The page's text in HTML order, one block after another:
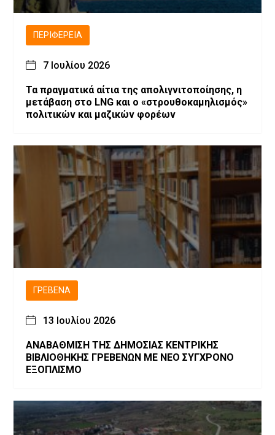
ΠΕΡΙΦΈΡΕΙΑ
7 Ιουλίου 2026
Τα πραγματικά αίτια της απολιγνιτοποίησης, η
μετάβαση στο LNG και ο «στρουθοκαμηλισμός»
πολιτικών και μαζικών φορέων
ΓΡΕΒΕΝΆ
13 Ιουλίου 2026
ΑΝΑΒΑΘΜΙΣΗ ΤΗΣ ΔΗΜΟΣΙΑΣ ΚΕΝΤΡΙΚΗΣ
ΒΙΒΛΙΟΘΗΚΗΣ ΓΡΕΒΕΝΩΝ ΜΕ ΝΕΟ ΣΥΓΧΡΟΝΟ
ΕΞΟΠΛΙΣΜΟ